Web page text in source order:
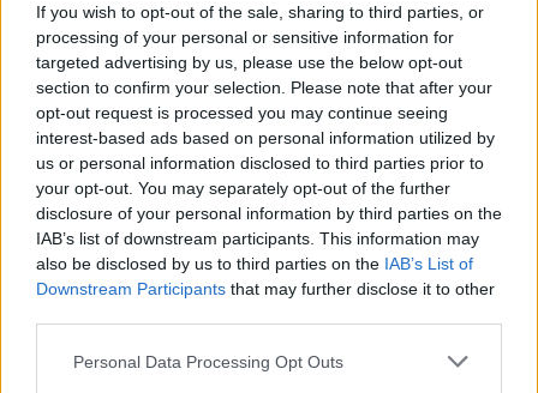
If you wish to opt-out of the sale, sharing to third parties, or
processing of your personal or sensitive information for
targeted advertising by us, please use the below opt-out
section to confirm your selection. Please note that after your
opt-out request is processed you may continue seeing
interest-based ads based on personal information utilized by
us or personal information disclosed to third parties prior to
your opt-out. You may separately opt-out of the further
disclosure of your personal information by third parties on the
IAB’s list of downstream participants. This information may
also be disclosed by us to third parties on the IAB’s List of
Downstream Participants that may further disclose it to other
Personal Data Processing Opt Outs
Kayserispor bashkon në sulm
ish-dyshen e Tiranës, Florent
Hasani firmos në Turqi
Përplasje e rëndë në
magjistralen Gostivar-Kërçovë,
humb jetën një shofer dhe
plagoset rëndë një tjetër
Katër klubet e mëdha
europiane në garë për
sulmuesin e Brentfordit, Igor
Thiago